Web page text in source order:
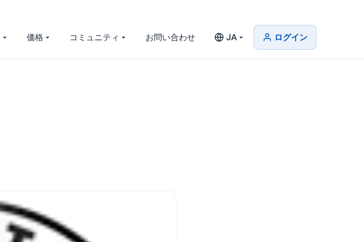
価格 コミュニティ お問い合わせ JA ログイン